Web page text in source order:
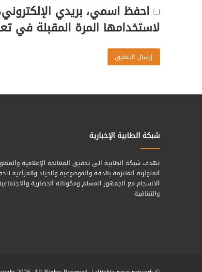
احفظ اسمي، بريدي
لاستخدامها المرة المقبلة في
شبكة الطابية الإخبارية
تهدف شبكة الطابية الى تحقيق المعالجة الإعلامية
المتوازنة الملتزمة بالدقة والموضوعية والحياد والمراعية
الانسجام مع الجمهور المسلم ومكوناته الحضارية
والثقافية